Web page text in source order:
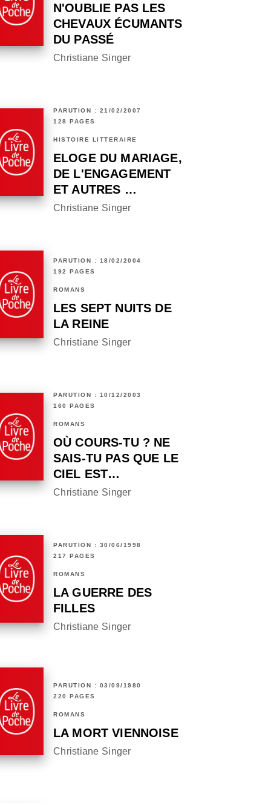
N'OUBLIE PAS LES
CHEVAUX ÉCUMANTS
DU PASSÉ
Christiane Singer
PARUTION : 21/02/2007
128 PAGES
HISTOIRE LITTÉRAIRE
ELOGE DU MARIAGE,
DE L'ENGAGEMENT
ET AUTRES …
Christiane Singer
PARUTION : 18/02/2004
192 PAGES
ROMANS
LES SEPT NUITS DE
LA REINE
Christiane Singer
PARUTION : 10/12/2003
160 PAGES
ROMANS
OÙ COURS-TU ? NE
SAIS-TU PAS QUE LE
CIEL EST…
Christiane Singer
PARUTION : 30/06/1998
217 PAGES
ROMANS
LA GUERRE DES
FILLES
Christiane Singer
PARUTION : 03/09/1980
220 PAGES
ROMANS
LA MORT VIENNOISE
Christiane Singer